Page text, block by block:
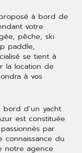
à bord de
votre
pêche, ski
paddle,
se tient à
la location de
à vos
d’un yacht
est constituée
par
connaissance du
notre agence